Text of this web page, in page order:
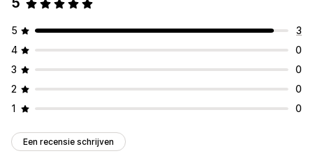
5
3
4
0
3
0
2
0
1
0
Een recensie schrijven